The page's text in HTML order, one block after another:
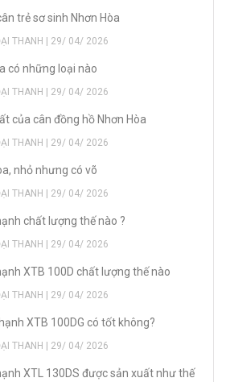
trẻ sơ sinh Nhơn Hòa
THANH | 29/ 04/ 2026
có những loại nào
THANH | 29/ 04/ 2026
của cân đồng hồ Nhơn Hòa
THANH | 29/ 04/ 2026
nhỏ nhưng có võ
THANH | 29/ 04/ 2026
chất lượng thế nào ?
THANH | 29/ 04/ 2026
XTB 100D chất lượng thế nào
THANH | 29/ 04/ 2026
XTB 100DG có tốt không?
THANH | 29/ 04/ 2026
XTL 130DS được sản xuất như thế